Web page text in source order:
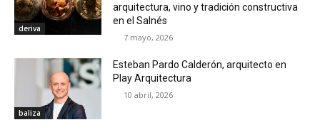
deriva
arquitectura, vino y tradición constructiva
en el Salnés
7 mayo, 2026
baliza
Esteban Pardo Calderón, arquitecto en
Play Arquitectura
10 abril, 2026